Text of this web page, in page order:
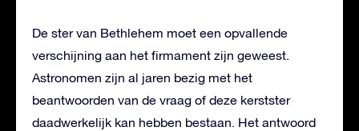
De ster van Bethlehem moet een opvallende
verschijning aan het firmament zijn geweest.
Astronomen zijn al jaren bezig met het
beantwoorden van de vraag of deze kerstster
daadwerkelijk kan hebben bestaan. Het antwoord